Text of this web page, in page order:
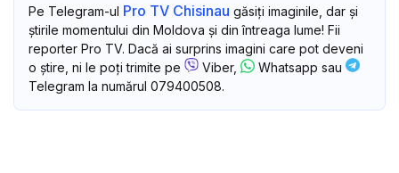
Pe Telegram-ul Pro TV Chisinau găsiți imaginile, dar și
știrile momentului din Moldova și din întreaga lume! Fii
reporter Pro TV. Dacă ai surprins imagini care pot deveni
o știre, ni le poți trimite pe
Viber,
Whatsapp sau
Telegram la numărul 079400508.